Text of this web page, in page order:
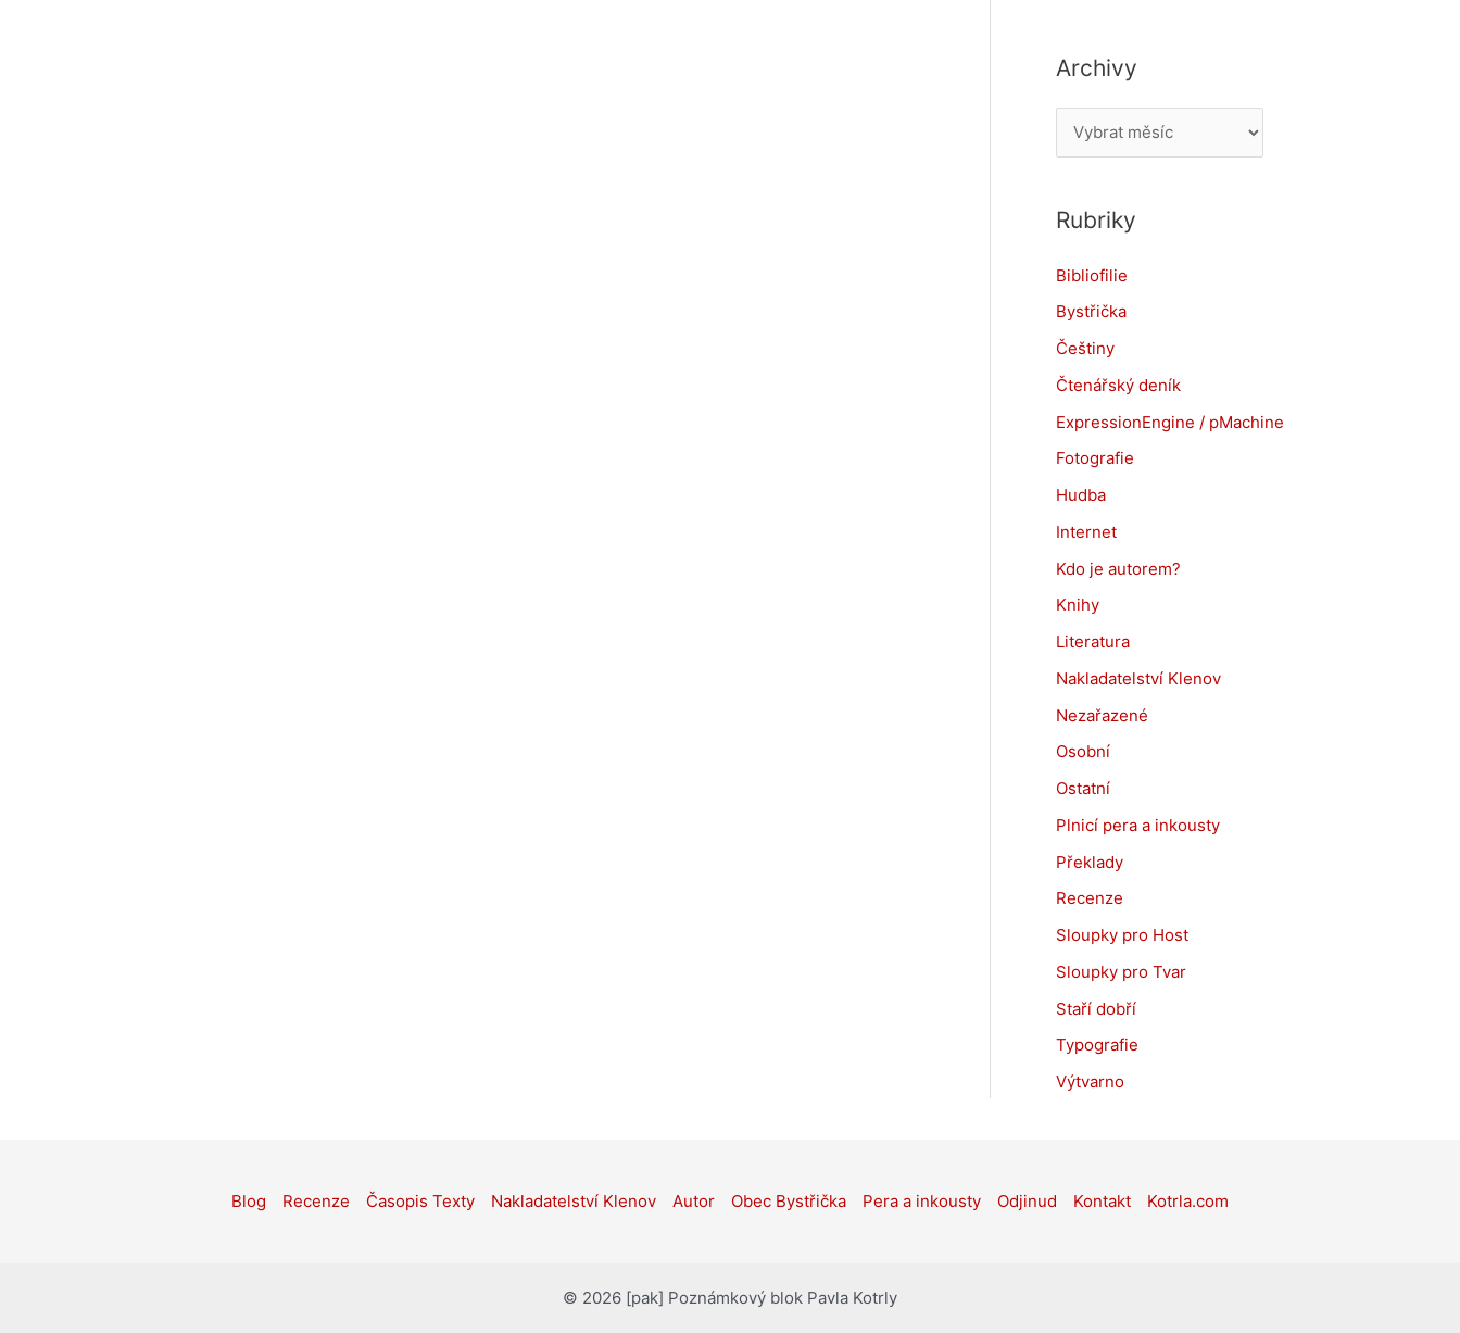
Archivy
r
h
v
y
Rubriky
Bibliofilie
Bystřička
Češtiny
Čtenářský deník
ExpressionEngine / pMachine
Fotografie
Hudba
Internet
Kdo je autorem?
Knihy
Literatura
Nakladatelství Klenov
Nezařazené
Osobní
Ostatní
Plnicí pera a inkousty
Překlady
Recenze
Sloupky pro Host
Sloupky pro Tvar
Staří dobří
Typografie
Výtvarno
Blog Recenze Časopis Texty Nakladatelství Klenov Autor Obec Bystřička Pera a inkousty Odjinud Kontakt Kotrla.com
© 2026 [pak] Poznámkový blok Pavla Kotrly